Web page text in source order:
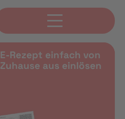
E-Rezept einfach von
Zuhause aus einlösen